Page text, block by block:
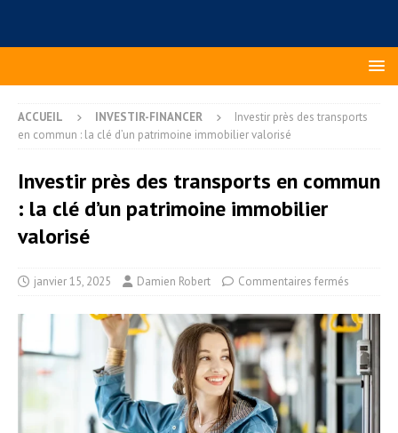
ACCUEIL INVESTIR-FINANCER
Investir près des transports
en commun : la clé d’un patrimoine immobilier valorisé
Investir près des transports en commun
: la clé d’un patrimoine immobilier
valorisé
janvier 15, 2025 Damien Robert Commentaires fermés